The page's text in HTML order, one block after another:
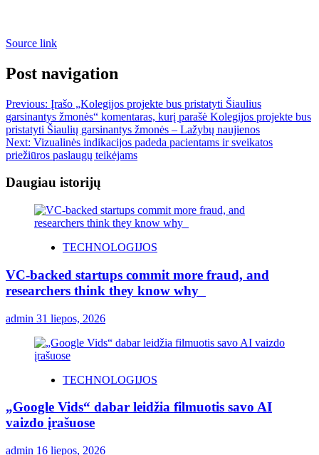
Source link
Post navigation
Previous: Įrašo „Kolegijos projekte bus pristatyti Šiaulius
garsinantys žmonės“ komentaras, kurį parašė Kolegijos projekte bus
pristatyti Šiaulių garsinantys žmonės – Lažybų naujienos
Next: Vizualinės indikacijos padeda pacientams ir sveikatos
priežiūros paslaugų teikėjams
Daugiau istorijų
TECHNOLOGIJOS
VC-backed startups commit more fraud, and
researchers think they know why
admin 31 liepos, 2026
TECHNOLOGIJOS
„Google Vids“ dabar leidžia filmuotis savo AI
vaizdo įrašuose
admin 16 liepos, 2026